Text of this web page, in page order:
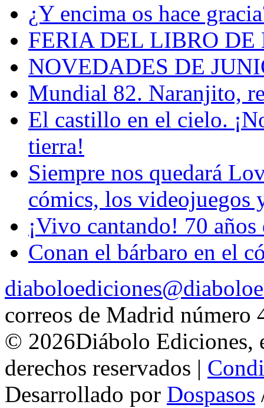
¿Y encima os hace
FERIA DEL LIBRO
NOVEDADES DE
Mundial 82. Naranjito,
El castillo en el cielo.
tierra!
Siempre nos quedará
cómics, los videojuegos
¡Vivo cantando! 70
Conan el bárbaro en el
correos de Madrid número
© 2026Diábolo Ediciones,
derechos reservados |
Desarrollado por Dospasos